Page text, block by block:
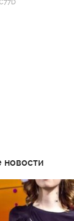
новости